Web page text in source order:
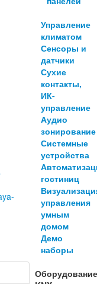
Управление
климатом
Сенсоры и
датчики
Сухие
контакты,
ИК-
управление
Аудио
зонирование
Системные
устройства
гостиниц
управления
умным
домом
Демо
наборы